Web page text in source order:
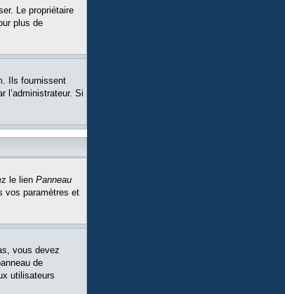
Le propriétaire
plus de
Ils fournissent
l’administrateur. Si
le lien Panneau
vos paramètres et
vous devez
de
utilisateurs